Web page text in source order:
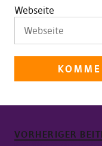
Webseite
VORHERIGER